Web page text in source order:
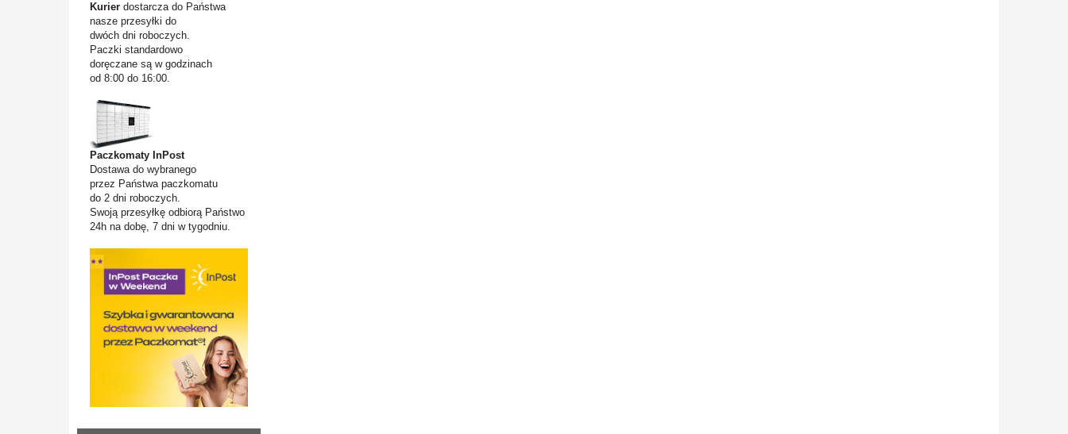
Kurier dostarcza do Państwa
nasze przesyłki do
dwóch dni roboczych.
Paczki standardowo
doręczane są w godzinach
od 8:00 do 16:00.
Paczkomaty InPost
Dostawa do wybranego
przez Państwa paczkomatu
do 2 dni roboczych.
Swoją przesyłkę odbiorą Państwo
24h na dobę, 7 dni w tygodniu.